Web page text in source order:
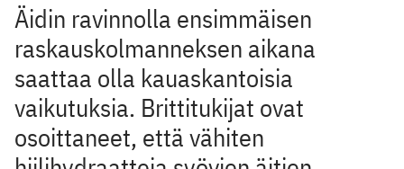
Äidin ravinnolla ensimmäisen
raskauskolmanneksen aikana
saattaa olla kauaskantoisia
vaikutuksia. Brittitukijat ovat
osoittaneet, että vähiten